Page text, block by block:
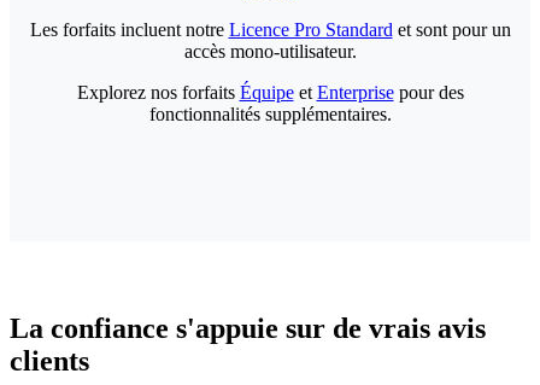
Les forfaits incluent notre Licence Pro Standard et sont pour un
accès mono-utilisateur.
Explorez nos forfaits Équipeet Enterprisepour des
fonctionnalités supplémentaires.
La confiance s'appuie sur de vrais avis
clients